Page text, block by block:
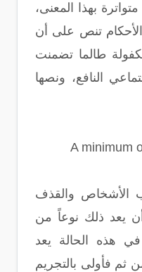
بهذا المعنى،
تنص على أن
طالما تضمنت
النافع، ونصها
A minimum
الأشخاص والقذف
يعد ذلك نوعاً من
هذه الحالة يعد
فأولى بالتجريم